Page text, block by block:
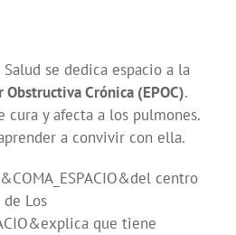
se dedica espacio a la
Crónica (EPOC).
cura y afecta a los pulmones.
a convivir con ella.
centro
Los
que tiene